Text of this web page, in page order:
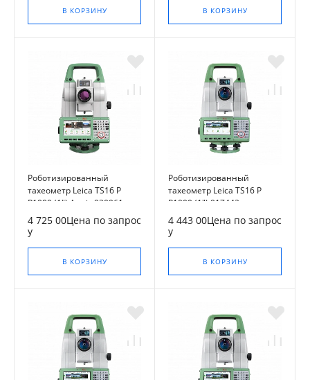
В КОРЗИНУ В КОРЗИНУ
Роботизированный
тахеометр Leica TS16 P
R1000 (1") Arctic 930961
4 725 00Цена по запрос
у
В КОРЗИНУ
Роботизированный
тахеометр Leica TS16 P
R1000 (1") 917442
4 443 00Цена по запрос
у
В КОРЗИНУ